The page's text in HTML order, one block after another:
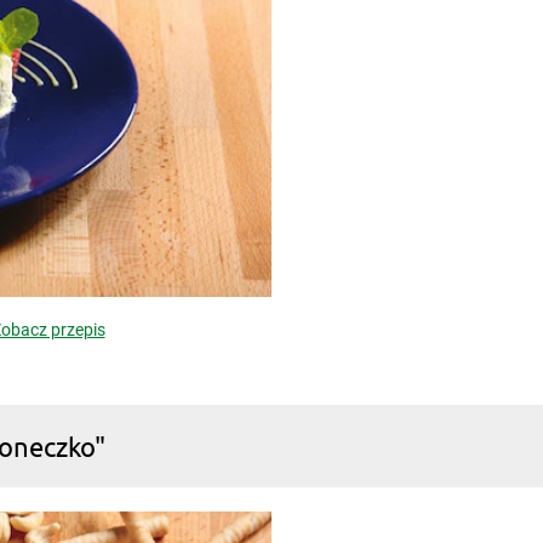
przepis